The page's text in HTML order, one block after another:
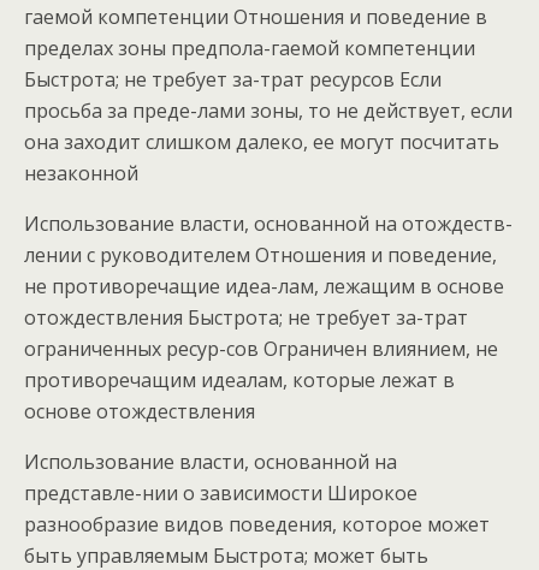
гаемой компетенции Отношения и поведение в
пределах зоны предпола-гаемой компетенции
Быстрота; не требует за-трат ресурсов Если
просьба за преде-лами зоны, то не действует, если
она заходит слишком далеко, ее могут посчитать
незаконной
Использование власти, основанной на отождеств-
лении с руководителем Отношения и поведение,
не противоречащие идеа-лам, лежащим в основе
отождествления Быстрота; не требует за-трат
ограниченных ресур-сов Ограничен влиянием, не
противоречащим идеалам, которые лежат в
основе отождествления
Использование власти, основанной на
представле-нии о зависимости Широкое
разнообразие видов поведения, которое может
быть управляемым Быстрота; может быть